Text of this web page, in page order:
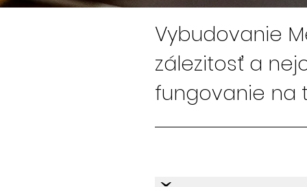
Vybudovanie
zálezitosť a
fungovanie na